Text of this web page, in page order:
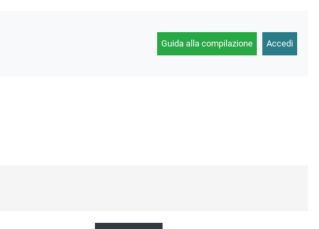
Guida alla compilazione Accedi